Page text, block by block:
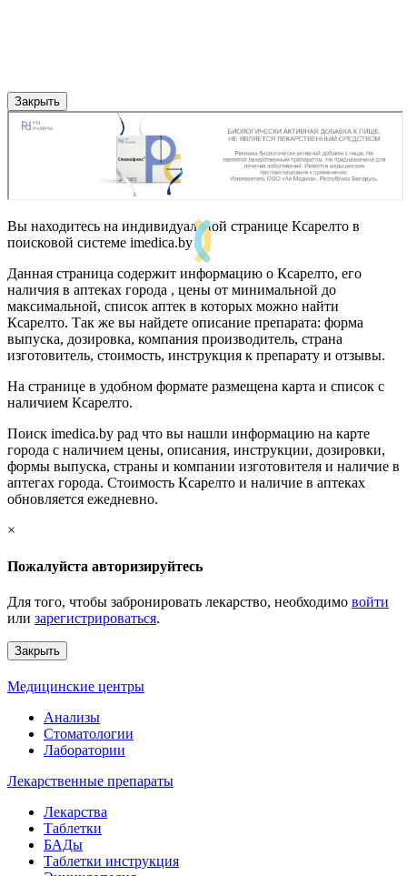
Закрыть
Вы находитесь на индивидуальной странице Ксарелто в
поисковой системе imedica.by
Данная страница содержит информацию о Ксарелто, его
наличия в аптеках города , цены от минимальной до
максимальной, список аптек в которых можно найти
Ксарелто. Так же вы найдете описание препарата: форма
выпуска, дозировка, компания производитель, страна
изготовитель, стоимость, инструкция к препарату и отзывы.
На странице в удобном формате размещена карта и список с
наличием Ксарелто.
Поиск imedica.by рад что вы нашли информацию на карте
города с наличием цены, описания, инструкции, дозировки,
формы выпуска, страны и компании изготовителя и наличие в
аптегах города. Стоимость Ксарелто и наличие в аптеках
обновляется ежедневно.
×
Пожалуйста авторизируйтесь
Для того, чтобы забронировать лекарство, необходимо войти
или зарегистрироваться.
Закрыть
Медицинские центры
Анализы
Стоматологии
Лаборатории
Лекарственные препараты
Лекарства
Таблетки
БАДы
Таблетки инструкция